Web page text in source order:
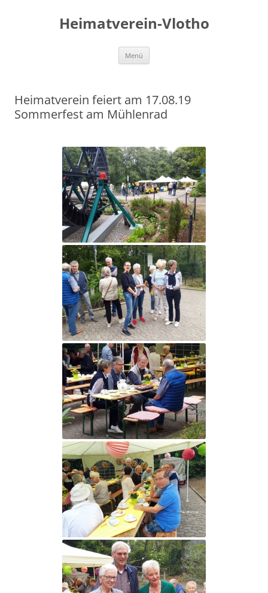
Heimatverein-Vlotho
Menü
Heimatverein feiert am 17.08.19
Sommerfest am Mühlenrad